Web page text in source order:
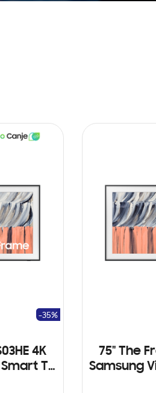
4K
TV
-35%
75" The
Samsung